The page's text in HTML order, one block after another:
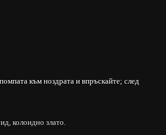
към ноздрата и впръскайте; след
колоидно злато.